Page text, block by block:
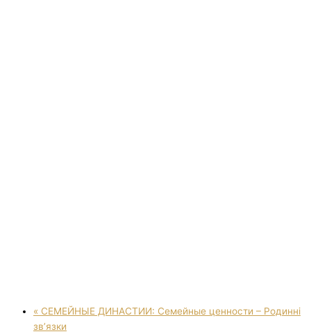
« СЕМЕЙНЫЕ ДИНАСТИИ: Семейные ценности – Родинні
зв’язки